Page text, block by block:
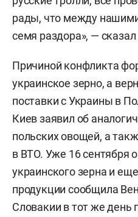
рады, что между
семя раздора», —
Причиной конфликта
украинское зерно, а
поставки с Украины в
Киев заявил об
польских овощей, а
в ВТО. Уже 16 сентября
украинского зерна и
продукции сообщила
Словакии в тот же день